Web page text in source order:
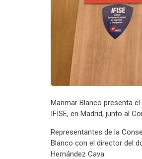
Marimar Blanco presenta el
IFISE, en Madrid, junto al
Representantes de la
Blanco con el director del
Hernández Cava.